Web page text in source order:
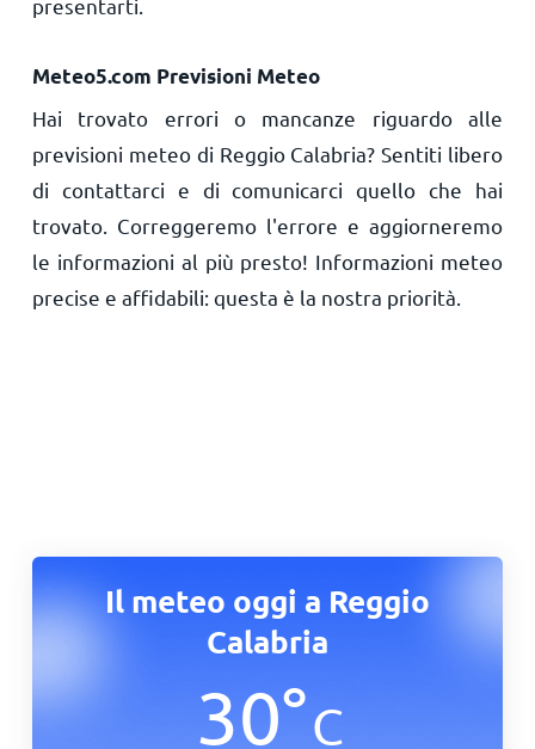
presentarti.
Meteo5.com Previsioni Meteo
Hai trovato errori o mancanze riguardo alle
previsioni meteo di Reggio Calabria? Sentiti libero
di contattarci e di comunicarci quello che hai
trovato. Correggeremo l'errore e aggiorneremo
le informazioni al più presto! Informazioni meteo
precise e affidabili: questa è la nostra priorità.
Il meteo oggi a Reggio
Calabria
30°C